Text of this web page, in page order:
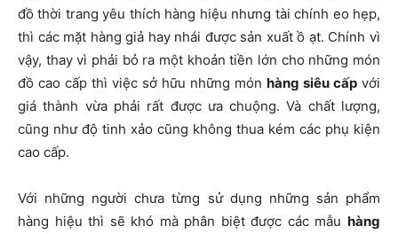
đồ thời trang yêu thích hàng hiệu nhưng tài chính eo hẹp,
thì các mặt hàng giả hay nhái được sản xuất ồ ạt. Chính vì
vậy, thay vì phải bỏ ra một khoản tiền lớn cho những món
đồ cao cấp thì việc sở hữu những món hàng siêu cấp với
giá thành vừa phải rất được ưa chuộng. Và chất lượng,
cũng như độ tinh xảo cũng không thua kém các phụ kiện
cao cấp.
Với những người chưa từng sử dụng những sản phẩm
hàng hiệu thì sẽ khó mà phân biệt được các mẫu hàng